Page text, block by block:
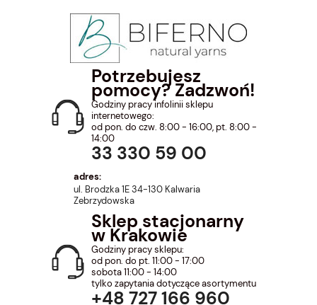
Potrzebujesz
pomocy? Zadzwoń!
Godziny pracy infolinii sklepu
internetowego:
od pon. do czw. 8:00 - 16:00, pt. 8:00 -
14:00
33 330 59 00
adres:
ul. Brodzka 1E 34-130 Kalwaria
Zebrzydowska
Sklep stacjonarny
w Krakowie
Godziny pracy sklepu:
od pon. do pt. 11:00 - 17:00
sobota 11:00 - 14:00
tylko zapytania dotyczące asortymentu
+48 727 166 960